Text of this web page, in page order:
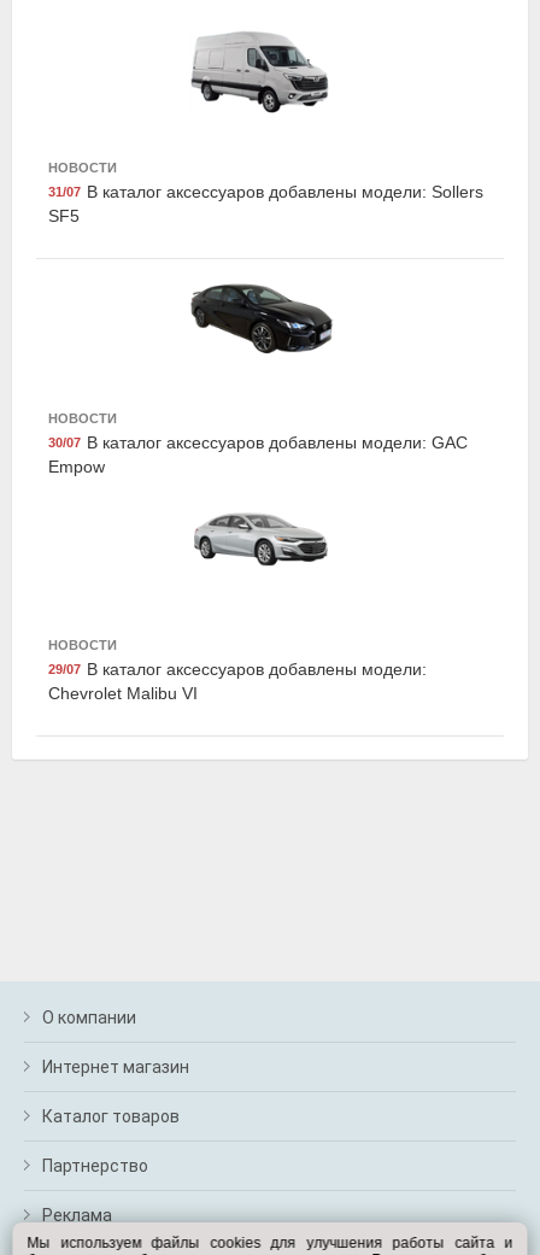
Suprotec 122899
Присадка супротек "Актив Плюс" , триботехнический
состав, 90мл, Suprotec
Набор автомобилиста 'люкс-практик', Dollex
Жидкость тормозная DOT 4, "BRAKE FLUID", 0.95кг,
НОВОСТИ
31/07 В каталог аксессуаров добавлены модели: Sollers
SF5
НОВОСТИ
30/07 В каталог аксессуаров добавлены модели: GAC
Empow
НОВОСТИ
29/07 В каталог аксессуаров добавлены модели:
Chevrolet Malibu VI
О компании
Интернет магазин
Каталог товаров
Партнерство
Реклама
Мы используем файлы cookies для улучшения работы сайта и